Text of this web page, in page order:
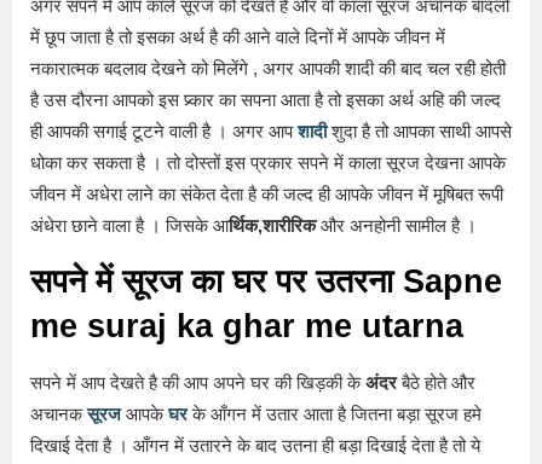
अगर सपने में आप काले सूरज को देखते है और वो काला सूरज अचानक बादलों
में छूप जाता है तो इसका अर्थ है की आने वाले दिनों में आपके जीवन में
नकारात्मक बदलाव देखने को मिलेंगे , अगर आपकी शादी की बाद चल रही होती
है उस दौरना आपको इस प्र्कार का सपना आता है तो इसका अर्थ अहि की जल्द
ही आपकी सगाई टूटने वाली है । अगर आपशादीशुदा है तो आपका साथी आपसे
धोका कर सकता है । तो दोस्तों इस प्रकार सपने में काला सूरज देखना आपके
जीवन में अधेरा लाने का संकेत देता है की जल्द ही आपके जीवन में मूषिबत रूपी
अंधेरा छाने वाला है । जिसके आर्थिक,शारीरिकऔर अनहोनी सामील है ।
सपने में सूरज का घर पर उतरना Sapne
me suraj ka ghar me utarna
सपने में आप देखते है की आप अपने घर की खिड़की केअंदरबैठे होते और
अचानकसूरजआपकेघरके आँगन में उतार आता है जितना बड़ा सूरज हमे
दिखाई देता है । आँगन में उतारने के बाद उतना ही बड़ा दिखाई देता है तो ये